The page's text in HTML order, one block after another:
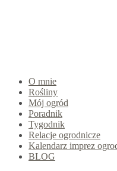
O mnie
Rośliny
Mój ogród
Poradnik
Tygodnik
Relacje ogrodnicze
Kalendarz imprez
BLOG